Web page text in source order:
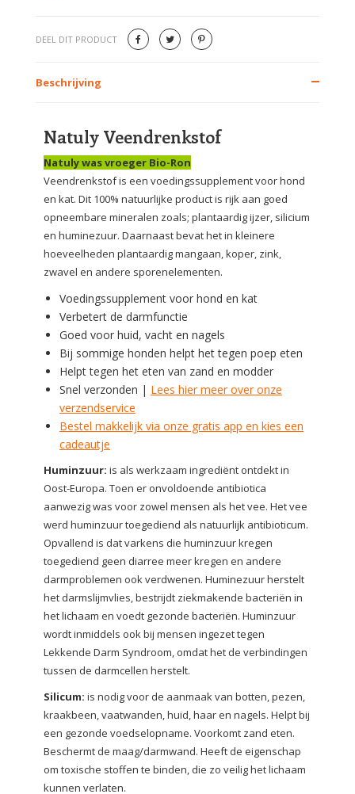
DEEL DIT PRODUCT
Beschrijving
Natuly Veendrenkstof
Natuly was vroeger Bio-Ron
Veendrenkstof is een voedingssupplement voor hond
en kat. Dit 100% natuurlijke product is rijk aan goed
opneembare mineralen zoals; plantaardig ijzer, silicium
en huminezuur. Daarnaast bevat het in kleinere
hoeveelheden plantaardig mangaan, koper, zink,
zwavel en andere sporenelementen.
Voedingssupplement voor hond en kat
Verbetert de darmfunctie
Goed voor huid, vacht en nagels
Bij sommige honden helpt het tegen poep eten
Helpt tegen het eten van zand en modder
Snel verzonden | Lees hier meer over onze
verzendservice
Bestel makkelijk via onze gratis app en kies een
cadeautje
Huminzuur: is als werkzaam ingrediënt ontdekt in
Oost-Europa. Toen er onvoldoende antibiotica
aanwezig was voor zowel mensen als het vee. Het vee
werd huminzuur toegediend als natuurlijk antibioticum.
Opvallend is dat varkens die huminzuur kregen
toegediend geen diarree meer kregen en andere
darmproblemen ook verdwenen. Huminezuur herstelt
het darmslijmvlies, bestrijdt ziekmakende bacteriën in
het lichaam en voedt gezonde bacteriën. Huminzuur
wordt inmiddels ook bij mensen ingezet tegen
Lekkende Darm Syndroom, omdat het de verbindingen
tussen de darmcellen herstelt.
Silicum: is nodig voor de aanmaak van botten, pezen,
kraakbeen, vaatwanden, huid, haar en nagels. Helpt bij
een gezonde voedselopname. Voorkomt zand eten.
Beschermt de maag/darmwand. Heeft de eigenschap
om toxische stoffen te binden, die zo veilig het lichaam
kunnen verlaten.